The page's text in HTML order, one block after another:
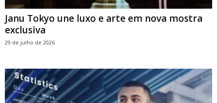
Janu Tokyo une luxo e arte em nova mostra
exclusiva
29 de julho de 2026